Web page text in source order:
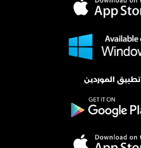
تطبيق الموردين